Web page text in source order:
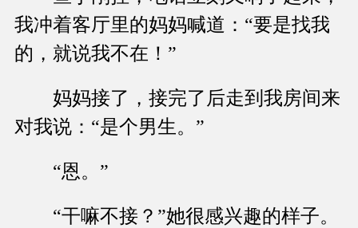
我冲着客厅里的妈妈喊道：“要是找我
的，就说我不在！”
妈妈接了，接完了后走到我房间来
对我说：“是个男生。”
“恩。”
“干嘛不接？”她很感兴趣的样子。